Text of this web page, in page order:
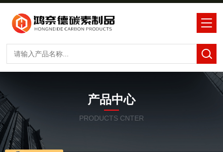
产品中心
PRODUCTS CNTER